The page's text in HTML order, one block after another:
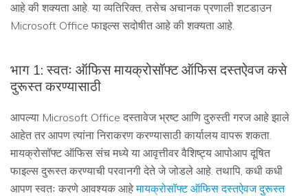
आहे की शक्यता आहे. या व्यतिरिक्त, तसेच अचानक प्रणाली शटडाउन
Microsoft Office फाइल्स सदोषीत आहे की शक्यता आहे.
भाग 1: स्वतः ऑफिस मायक्रोसॉफ्ट ऑफिस दस्तऐवज कसे
दुरूस्त करण्यासाठी
आपल्या Microsoft Office दस्तावेज भ्रष्ट आणि दुरुस्ती गरज आहे झाले
आहेत तर आपण त्यांना निराकरण करण्यासाठी कार्यालय वापरू शकता.
मायक्रोसॉफ्ट ऑफिस संच मध्ये या आवृत्तीवर वैशिष्ट्य आपोआप दूषित
फाइल्स दुरूस्त करण्याची परवानगी देते जे जोडले आहे. तथापि, कधी कधी
आपण स्वतः करणे आवश्यक आहेमायक्रोसॉफ्ट ऑफिस दस्तऐवज दुरूस्त